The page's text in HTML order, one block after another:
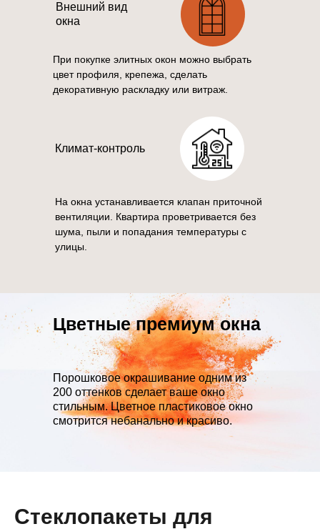
Климат-контроль
Внешний вид
окна
При покупке элитных окон можно выбрать
цвет профиля, крепежа, сделать
декоративную раскладку или витраж.
На окна устанавливается клапан приточной
вентиляции. Квартира проветривается без
шума, пыли и попадания температуры с
улицы.
Цветные премиум окна
Порошковое окрашивание одним из
200 оттенков сделает ваше окно
стильным. Цветное пластиковое окно
смотрится небанально и красиво.
Стеклопакеты для